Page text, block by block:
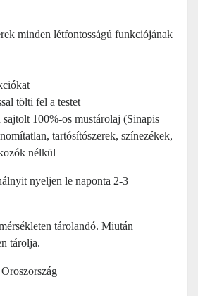
minden létfontosságú funkciójának
tölti fel a testet
sajtolt 100%-os mustárolaj (Sinapis
tartósítószerek, színezékek,
nélkül
nyeljen le naponta 2-3
tárolandó. Miután
tárolja.
Oroszország